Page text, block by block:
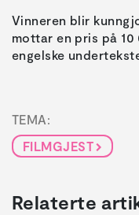
Vinneren blir
mottar en pris på 10
engelske
TEMA:
FILMGJEST
Relaterte